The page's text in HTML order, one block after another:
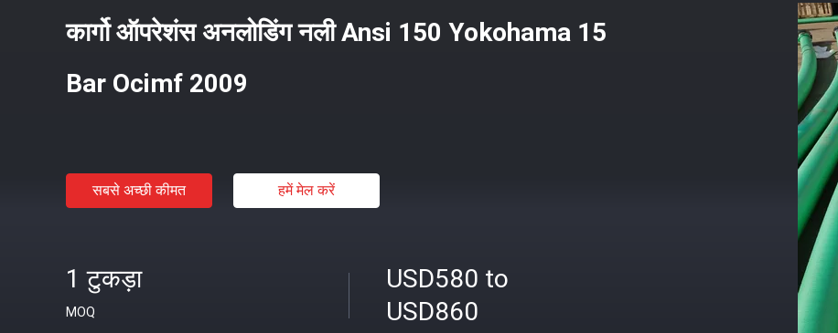
कार्गो ऑपरेशंस अनलोडिंग नली Ansi 150 Yokohama 15
Bar Ocimf 2009
सबसे अच्छी कीमत हमें मेल करें
1 टुकड़ा
MOQ
USD580 to
USD860